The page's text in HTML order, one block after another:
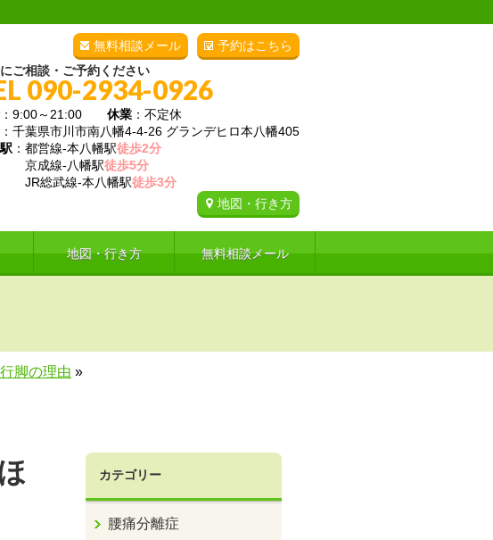
予約はこちら
無料相談メール
ご相談・ご予約ください
090-2934-0926
：9:00～21:00 休業 ：不定休
：千葉県市川市南八幡4-4-26 グランデヒロ本八幡405
：都営線-本八幡駅徒歩2分
線-八幡駅徒歩5分
総武線-本八幡駅徒歩3分
地図・行き方
地図・行き方 無料相談メール
脚の理由 »
カテゴリー
腰痛分離症